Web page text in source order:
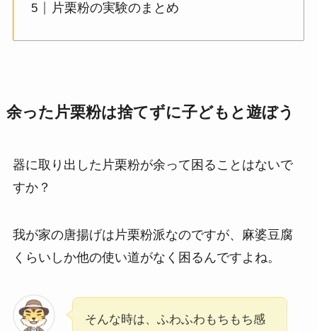
片栗粉の実験のまとめ
余った片栗粉は捨てずに子どもと遊ぼう
器に取り出した片栗粉が余って困ることはないで
すか？
我が家の唐揚げは片栗粉派なのですが、麻婆豆腐
くらいしか他の使い道がなく困るんですよね。
そんな時は、ふわふわもちもち感